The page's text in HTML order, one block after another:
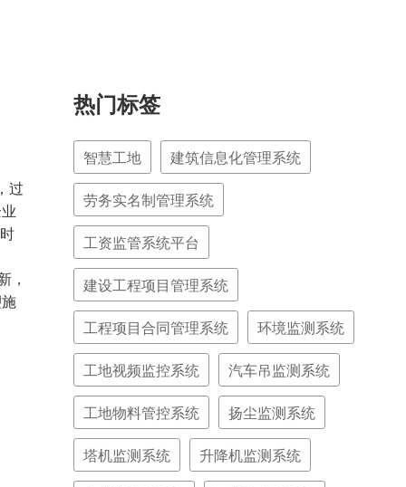
过
，
热门标签
智慧工地 建筑信息化管理系统
劳务实名制管理系统
工资监管系统平台
建设工程项目管理系统
工程项目合同管理系统 环境监测系统
工地视频监控系统 汽车吊监测系统
工地物料管控系统 扬尘监测系统
塔机监测系统 升降机监测系统